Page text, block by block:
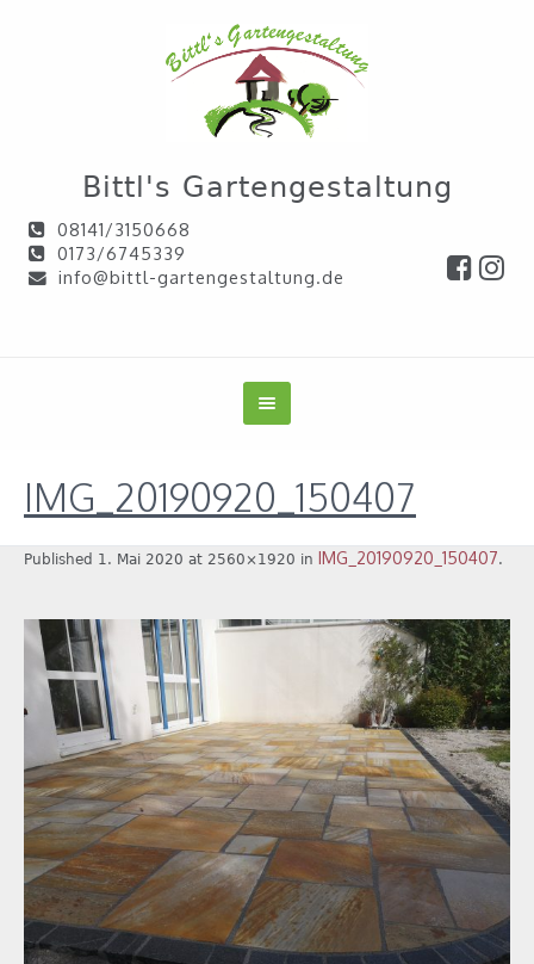
Bittl's Gartengestaltung
08141/3150668
0173/6745339
info@bittl-gartengestaltung.de
IMG_20190920_150407
Published 1. Mai 2020 at 2560×1920 in IMG_20190920_150407.